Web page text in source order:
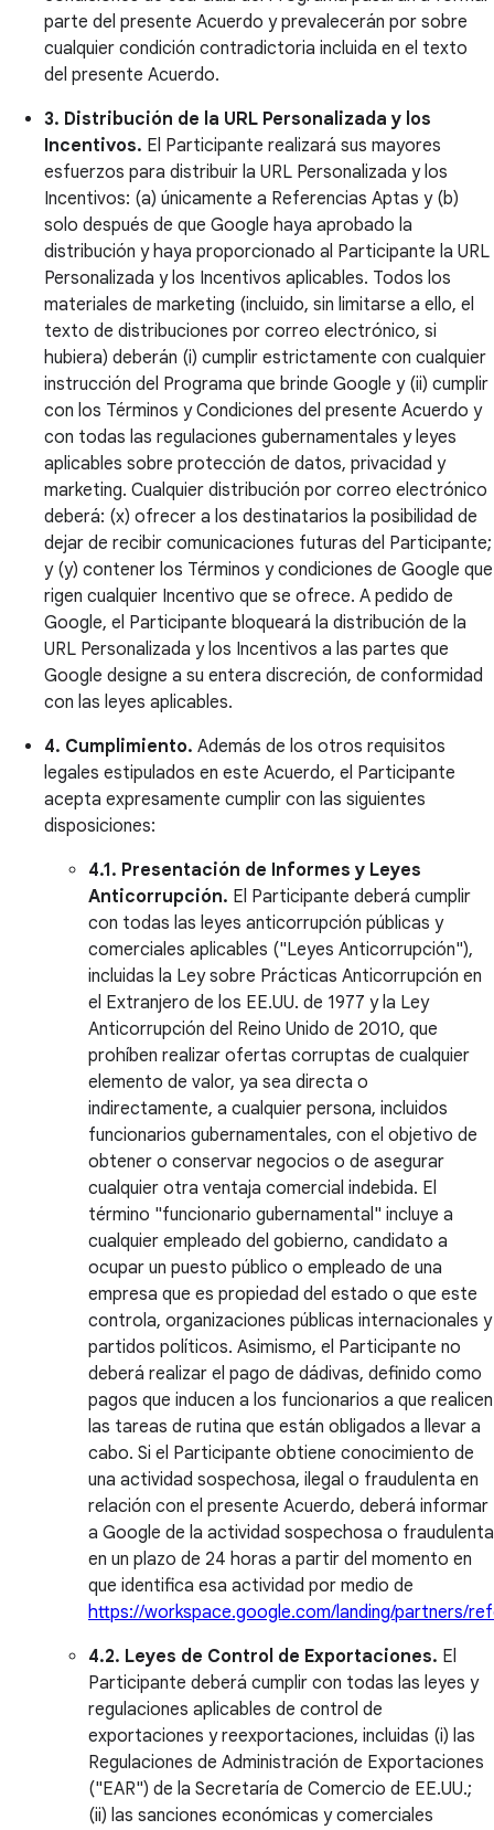
parte del presente Acuerdo y prevalecerán por sobre
cualquier condición contradictoria incluida en el texto
del presente Acuerdo.
3. Distribución de la URL Personalizada y los
Incentivos. El Participante realizará sus mayores
esfuerzos para distribuir la URL Personalizada y los
Incentivos: (a) únicamente a Referencias Aptas y (b)
solo después de que Google haya aprobado la
distribución y haya proporcionado al Participante la URL
Personalizada y los Incentivos aplicables. Todos los
materiales de marketing (incluido, sin limitarse a ello, el
texto de distribuciones por correo electrónico, si
hubiera) deberán (i) cumplir estrictamente con cualquier
instrucción del Programa que brinde Google y (ii) cumplir
con los Términos y Condiciones del presente Acuerdo y
con todas las regulaciones gubernamentales y leyes
aplicables sobre protección de datos, privacidad y
marketing. Cualquier distribución por correo electrónico
deberá: (x) ofrecer a los destinatarios la posibilidad de
dejar de recibir comunicaciones futuras del Participante;
y (y) contener los Términos y condiciones de Google que
rigen cualquier Incentivo que se ofrece. A pedido de
Google, el Participante bloqueará la distribución de la
URL Personalizada y los Incentivos a las partes que
Google designe a su entera discreción, de conformidad
con las leyes aplicables.
4. Cumplimiento. Además de los otros requisitos
legales estipulados en este Acuerdo, el Participante
acepta expresamente cumplir con las siguientes
disposiciones:
4.1. Presentación de Informes y Leyes
Anticorrupción. El Participante deberá cumplir
con todas las leyes anticorrupción públicas y
comerciales aplicables ("Leyes Anticorrupción"),
incluidas la Ley sobre Prácticas Anticorrupción en
el Extranjero de los EE.UU. de 1977 y la Ley
Anticorrupción del Reino Unido de 2010, que
prohíben realizar ofertas corruptas de cualquier
elemento de valor, ya sea directa o
indirectamente, a cualquier persona, incluidos
funcionarios gubernamentales, con el objetivo de
obtener o conservar negocios o de asegurar
cualquier otra ventaja comercial indebida. El
término "funcionario gubernamental" incluye a
cualquier empleado del gobierno, candidato a
ocupar un puesto público o empleado de una
empresa que es propiedad del estado o que este
controla, organizaciones públicas internacionales y
partidos políticos. Asimismo, el Participante no
deberá realizar el pago de dádivas, definido como
pagos que inducen a los funcionarios a que realicen
las tareas de rutina que están obligados a llevar a
cabo. Si el Participante obtiene conocimiento de
una actividad sospechosa, ilegal o fraudulenta en
relación con el presente Acuerdo, deberá informar
a Google de la actividad sospechosa o fraudulenta
en un plazo de 24 horas a partir del momento en
que identifica esa actividad por medio de
https://workspace.google.com/landing/partners/
4.2. Leyes de Control de Exportaciones. El
Participante deberá cumplir con todas las leyes y
regulaciones aplicables de control de
exportaciones y reexportaciones, incluidas (i) las
Regulaciones de Administración de Exportaciones
("EAR") de la Secretaría de Comercio de EE.UU.;
(ii) las sanciones económicas y comerciales